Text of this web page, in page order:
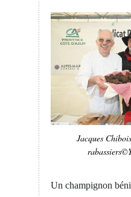
Jacques
Un champignon